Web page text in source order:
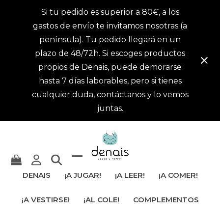
Si tu pedido es superior a 80€, a los
gastos de envío te invitamos nosotras (a
península). Tu pedido llegará en un
plazo de 48/72h. Si escoges productos
propios de Denais, puede demorarse
hasta 7 días laborables, pero si tienes
cualquier duda, contáctanos y lo vemos
juntas.
ocultar
móvil
DENAIS ¡A JUGAR! ¡A LEER! ¡A COMER!
¡A VESTIRSE! ¡AL COLE! COMPLEMENTOS